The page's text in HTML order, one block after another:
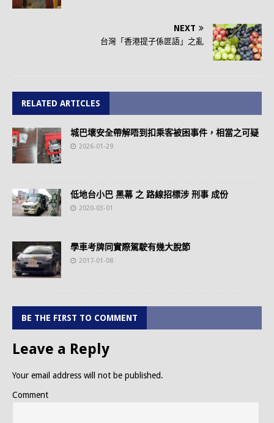
NEXT
台灣「香港提子係匪語」之亂
RELATED ARTICLES
城巴壞安全帶解唔到扣乘客被困事件，相當之可疑
2026-01-29
低地台小巴 黑幕 之 路線招標涉 刑事 成份
2020-03-01
學車考牌同實際駕駛有幾大脫節
2017-01-08
BE THE FIRST TO COMMENT
Leave a Reply
Your email address will not be published.
Comment